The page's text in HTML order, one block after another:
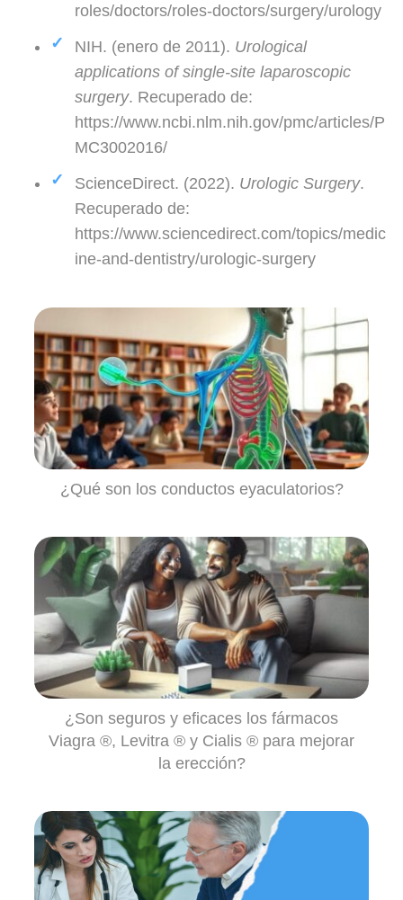
roles/doctors/roles-doctors/surgery/urology
NIH. (enero de 2011). Urological
applications of single-site laparoscopic
surgery. Recuperado de:
https://www.ncbi.nlm.nih.gov/pmc/articles/P
MC3002016/
ScienceDirect. (2022). Urologic Surgery.
Recuperado de:
https://www.sciencedirect.com/topics/medic
ine-and-dentistry/urologic-surgery
¿Qué son los conductos eyaculatorios?
¿Son seguros y eficaces los fármacos
Viagra ®, Levitra ® y Cialis ® para mejorar
la erección?